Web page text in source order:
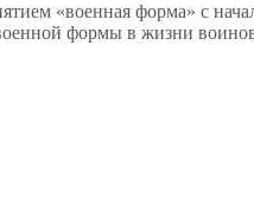
«военная форма» с
формы в жизни